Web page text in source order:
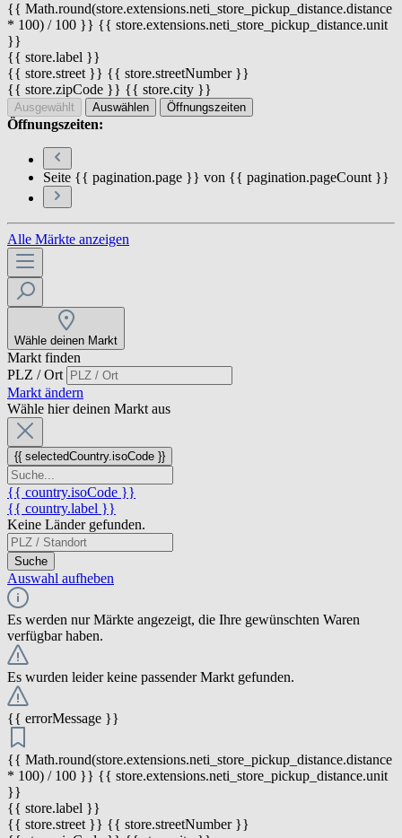
{{ Math.round(store.extensions.neti_store_pickup_distance.distance
* 100) / 100 }} {{ store.extensions.neti_store_pickup_distance.unit
}}
{{ store.label }}
{{ store.street }} {{ store.streetNumber }}
{{ store.zipCode }} {{ store.city }}
Ausgewählt Auswählen Öffnungszeiten
Öffnungszeiten:
Seite {{ pagination.page }} von {{ pagination.pageCount }}
Alle Märkte anzeigen
Wähle deinen Markt
Markt finden
PLZ / Ort
Markt ändern
Wähle hier deinen Markt aus
{{ selectedCountry.isoCode }}
{{ country.isoCode }}
{{ country.label }}
Keine Länder gefunden.
Suche
Auswahl aufheben
Es werden nur Märkte angezeigt, die Ihre gewünschten Waren
verfügbar haben.
Es wurden leider keine passender Markt gefunden.
{{ errorMessage }}
{{ Math.round(store.extensions.neti_store_pickup_distance.distance
* 100) / 100 }} {{ store.extensions.neti_store_pickup_distance.unit
}}
{{ store.label }}
{{ store.street }} {{ store.streetNumber }}